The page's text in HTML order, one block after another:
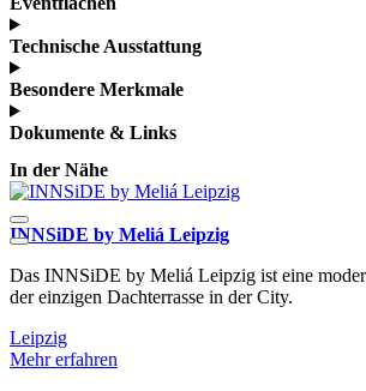
Technische Ausstattung
Besondere Merkmale
Dokumente & Links
In der Nähe
INNSiDE by Meliá Leipzig
Das INNSiDE by Meliá Leipzig ist eine
der einzigen Dachterrasse in der City.
Leipzig
Mehr erfahren